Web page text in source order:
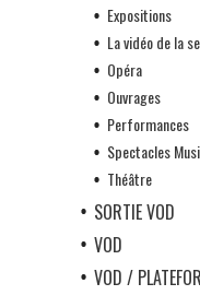
Expositions
La vidéo de la
Opéra
Ouvrages
Performances
Spectacles
Théâtre
SORTIE VOD
VOD
VOD /